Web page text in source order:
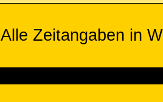
Alle Zeitangaben in